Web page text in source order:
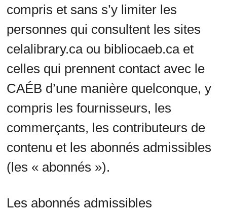
compris et sans s’y limiter les
personnes qui consultent les sites
celalibrary.ca ou bibliocaeb.ca et
celles qui prennent contact avec le
CAÉB d’une manière quelconque, y
compris les fournisseurs, les
commerçants, les contributeurs de
contenu et les abonnés admissibles
(les « abonnés »).
Les abonnés admissibles